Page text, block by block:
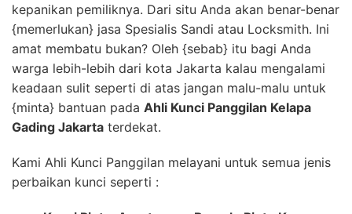
kepanikan pemiliknya. Dari situ Anda akan benar-benar
{memerlukan} jasa Spesialis Sandi atau Locksmith. Ini
amat membatu bukan? Oleh {sebab} itu bagi Anda
warga lebih-lebih dari kota Jakarta kalau mengalami
keadaan sulit seperti di atas jangan malu-malu untuk
{minta} bantuan pada Ahli Kunci Panggilan Kelapa
Gading Jakarta terdekat.
Kami Ahli Kunci Panggilan melayani untuk semua jenis
perbaikan kunci seperti :